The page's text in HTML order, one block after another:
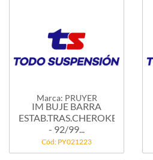
Marca: PRUYER
IM BUJE BARRA
ESTAB.TRAS.CHEROKEE/
- 92/99...
Cód: PY021223